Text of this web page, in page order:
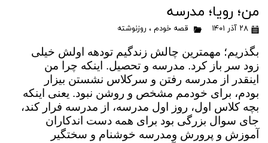
من؛ رویا؛ مدرسه
۲۸ آذر ۱۴۰۱ قصه خودم ، روزنوشته
بگذریم؛ مهمترین چالش زندگیم تودهه اولش خیلی
زود سر باز کرد. مدرسه و تحصیل. اینکه چرا من
اینقدر از مدرسه رفتن و سرکلاس نشستن بیزار
بودم، برای خودمم مشخص و روشن نبود. یعنی اینکه
بچه کلاس اول، روز اول مدرسه، از مدرسه فرار کند،
جای سوال بزرگی بود برای همه دست اندکاران
آموزش و پرورش ومدرسه خوشنام و سختگیر